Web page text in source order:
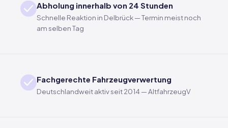
Abholung innerhalb von 24 Stunden
Schnelle Reaktion in Delbrück — Termin meist noch
am selben Tag
Fachgerechte Fahrzeugverwertung
Deutschlandweit aktiv seit 2014 — AltfahrzeugV